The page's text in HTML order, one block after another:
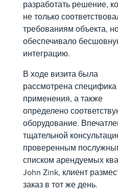
разработать решение,
не только
требованиям объекта,
обеспечивало
интеграцию.
В ходе визита была
рассмотрена специфика
применения, а также
определено
оборудование.
тщательной
проверенным
списком арендуемых
John Zink, клиент
заказ в тот же день.